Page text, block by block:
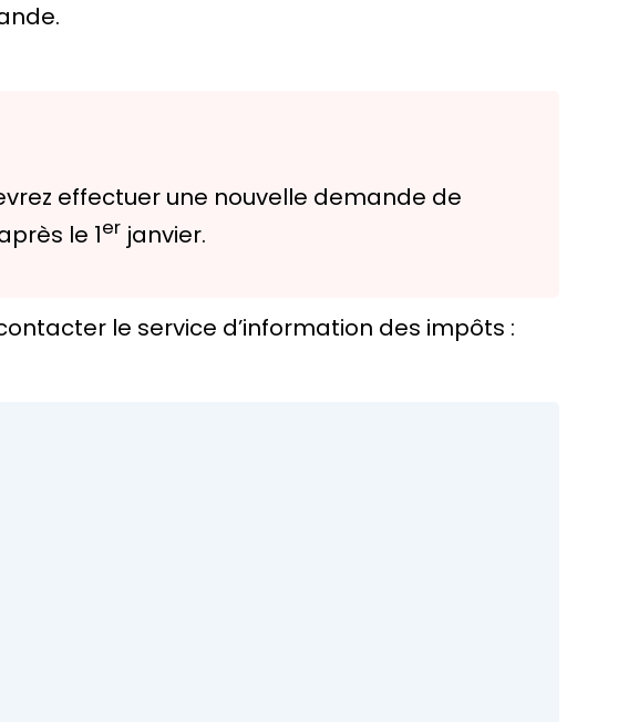
effectuer une nouvelle demande de
le 1er janvier.
le service d’information des impôts :